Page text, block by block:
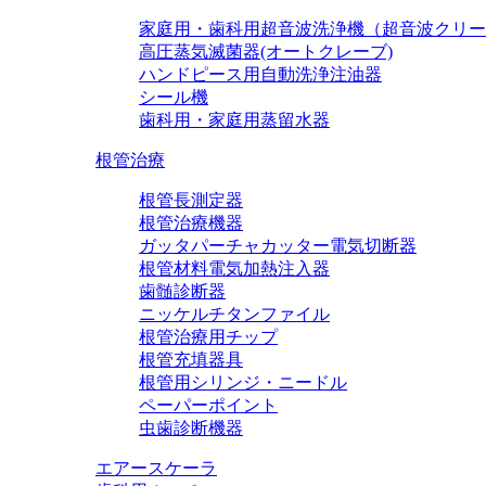
家庭用・歯科用超音波洗浄機（超音波クリ
高圧蒸気滅菌器(オートクレーブ)
ハンドピース用自動洗浄注油器
シール機
歯科用・家庭用蒸留水器
根管治療
根管長測定器
根管治療機器
ガッタパーチャカッター電気切断器
根管材料電気加熱注入器
歯髄診断器
ニッケルチタンファイル
根管治療用チップ
根管充填器具
根管用シリンジ・ニードル
ペーパーポイント
虫歯診断機器
エアースケーラ